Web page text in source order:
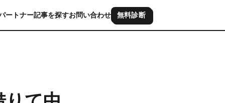
ートナー記事を探すお問い合わせ 無料診断